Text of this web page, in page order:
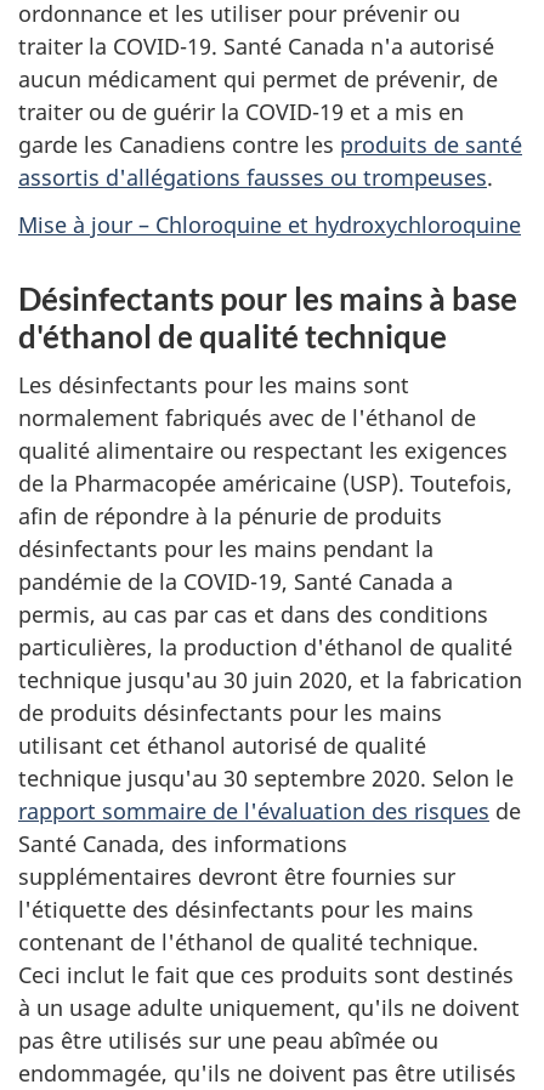
ordonnance et les utiliser pour prévenir ou
traiter la COVID-19. Santé Canada n'a autorisé
aucun médicament qui permet de prévenir, de
traiter ou de guérir la COVID-19 et a mis en
garde les Canadiens contre les produits de santé
assortis d'allégations fausses ou trompeuses.
Mise à jour – Chloroquine et hydroxychloroquine
Désinfectants pour les mains à base
d'éthanol de qualité technique
Les désinfectants pour les mains sont
normalement fabriqués avec de l'éthanol de
qualité alimentaire ou respectant les exigences
de la Pharmacopée américaine (USP). Toutefois,
afin de répondre à la pénurie de produits
désinfectants pour les mains pendant la
pandémie de la COVID-19, Santé Canada a
permis, au cas par cas et dans des conditions
particulières, la production d'éthanol de qualité
technique jusqu'au 30 juin 2020, et la fabrication
de produits désinfectants pour les mains
utilisant cet éthanol autorisé de qualité
technique jusqu'au 30 septembre 2020. Selon le
rapport sommaire de l'évaluation des risques de
Santé Canada, des informations
supplémentaires devront être fournies sur
l'étiquette des désinfectants pour les mains
contenant de l'éthanol de qualité technique.
Ceci inclut le fait que ces produits sont destinés
à un usage adulte uniquement, qu'ils ne doivent
pas être utilisés sur une peau abîmée ou
endommagée, qu'ils ne doivent pas être utilisés